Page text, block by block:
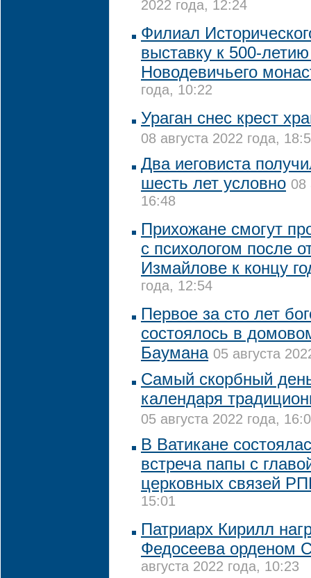
2022 года, 12:24
Филиал
выставку к 500-
Новодевичьего
года, 10:22
Ураган снес крест
08 августа 2022 года,
Два иеговиста
шесть лет условно 08
16:48
Прихожане смогут
с психологом после
Измайлове к концу
года, 12:54
Первое за сто лет
состоялось в
Баумана 05 августа
Самый скорбный
календаря
05 августа 2022 года,
В Ватикане
встреча папы с
церковных связей
15:01
Патриарх Кирилл
Федосеева орденом
августа 2022 года, 10:23